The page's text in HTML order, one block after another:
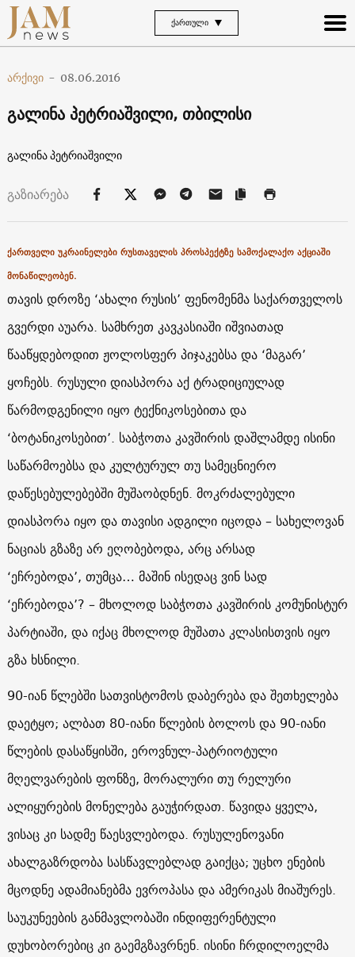
ᲥᲐᲠᲗᲣᲚᲘ
არქივი - 08.06.2016
გალინა პეტრიაშვილი, თბილისი
გალინა პეტრიაშვილი
გაზიარება
ქართველი უკრაინელები რუსთაველის პროსპექტზე სამოქალაქო აქციაში
მონაწილეობენ.
თავის დროზე ‘ახალი რუსის’ ფენომენმა საქართველოს
გვერდი აუარა. სამხრეთ კავკასიაში იშვიათად
წააწყდებოდით ჟოლოსფერ პიჯაკებსა და ‘მაგარ’
ყოჩებს. რუსული დიასპორა აქ ტრადიციულად
წარმოდგენილი იყო ტექნიკოსებითა და
‘ბოტანიკოსებით’. საბჭოთა კავშირის დაშლამდე ისინი
საწარმოებსა და კულტურულ თუ სამეცნიერო
დაწესებულებებში მუშაობდნენ. მოკრძალებული
დიასპორა იყო და თავისი ადგილი იცოდა – სახელოვან
ნაციას გზაზე არ ეღობებოდა, არც არსად
‘ეჩრებოდა’, თუმცა… მაშინ ისედაც ვინ სად
‘ეჩრებოდა’? – მხოლოდ საბჭოთა კავშირის კომუნისტურ
პარტიაში, და იქაც მხოლოდ მუშათა კლასისთვის იყო
გზა ხსნილი.
90-იან წლებში სათვისტომოს დაბერება და შეთხელება
დაეტყო; ალბათ 80-იანი წლების ბოლოს და 90-იანი
წლების დასაწყისში, ეროვნულ-პატრიოტული
მღელვარების ფონზე, მორალური თუ რელური
ალიყურების მონელება გაუჭირდათ. წავიდა ყველა,
ვისაც კი სადმე წაესვლებოდა. რუსულენოვანი
ახალგაზრდობა სასწავლებლად გაიქცა; უცხო ენების
მცოდნე ადამიანებმა ევროპასა და ამერიკას მიაშურეს.
საუკუნეების განმავლობაში ინდიფერენტული
დუხობორებიც კი გაემგზავრნენ. ისინი ჩრდილოელმა